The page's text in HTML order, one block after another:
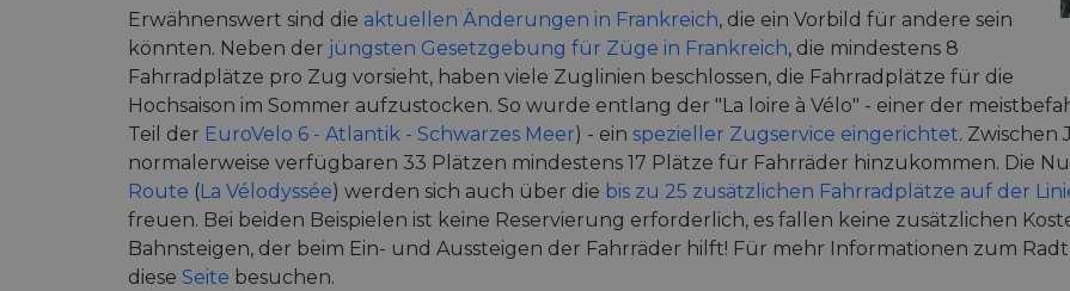
Erwähnenswert sind die aktuellen Änderungen in Frankreich, die ein Vorbild für andere sein
könnten. Neben der jüngsten Gesetzgebung für Züge in Frankreich, die mindestens 8
Fahrradplätze pro Zug vorsieht, haben viele Zuglinien beschlossen, die Fahrradplätze für die
Hochsaison im Sommer aufzustocken. So wurde entlang der "La loire à Vélo" - einer der
Teil der EuroVelo 6 - Atlantik - Schwarzes Meer) - ein spezieller Zugservice eingerichtet.
normalerweise verfügbaren 33 Plätzen mindestens 17 Plätze für Fahrräder hinzukommen. Die
Route (La Vélodyssée) werden sich auch über die bis zu 25 zusätzlichen Fahrradplätze auf der
freuen. Bei beiden Beispielen ist keine Reservierung erforderlich, es fallen keine zusätzlichen
Bahnsteigen, der beim Ein- und Aussteigen der Fahrräder hilft! Für mehr Informationen zum
diese Seite besuchen.